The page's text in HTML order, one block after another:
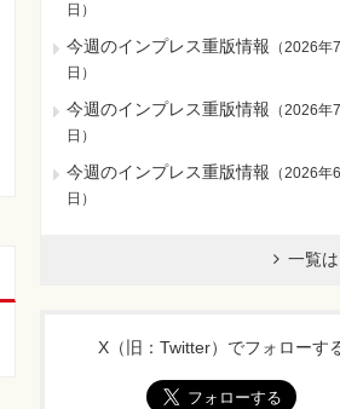
日 ）
今週のインプレス重版情報 （2026年
日 ）
今週のインプレス重版情報 （2026年
日 ）
今週のインプレス重版情報 （2026年
日 ）
一覧
X（旧：Twitter）でフォローす